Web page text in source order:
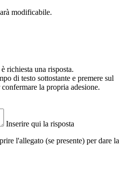
modificabile.
richiesta una risposta.
di testo sottostante e premere sul
la propria adesione.
Inserire qui la risposta
l'allegato (se presente) per dare la